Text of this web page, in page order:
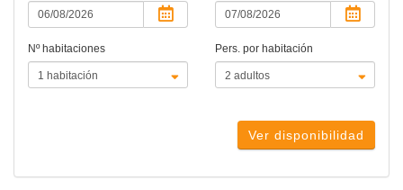
Nº habitaciones Pers. por habitación
Ver disponibilidad